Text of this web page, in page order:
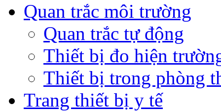
Quan trắc môi trường
Quan trắc tự động
Thiết bị đo hiện
Thiết bị trong phòng
Trang thiết bị y tế